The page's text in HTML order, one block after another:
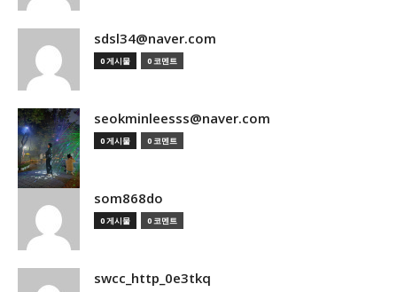
sdsl34@naver.com
0 게시물 0 코멘트
seokminleesss@naver.com
0 게시물 0 코멘트
som868do
0 게시물 0 코멘트
swcc_http_0e3tkq